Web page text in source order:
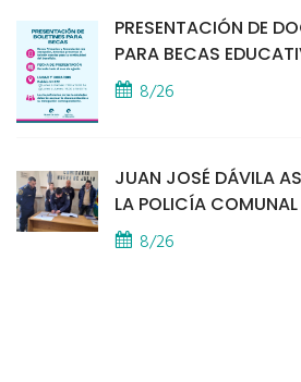
PRESENTACIÓN DE
PARA BECAS
8/26
JUAN JOSÉ DÁVILA
LA POLICÍA COMUNAL
8/26